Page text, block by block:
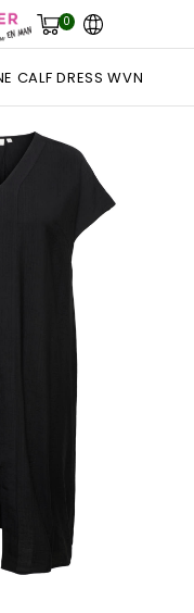
0
CALF DRESS WVN